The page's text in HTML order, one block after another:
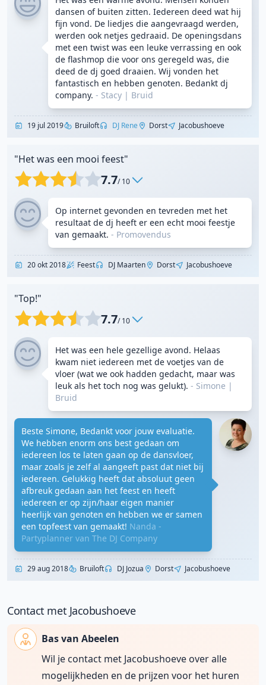
dansen of buiten zitten. Iedereen deed wat hij
fijn vond. De liedjes die aangevraagd werden,
werden ook netjes gedraaid. De openingsdans
met een twist was een leuke verrassing en ook
de flashmop die voor ons geregeld was, die
deed de dj goed draaien. Wij vonden het
fantastisch en hebben genoten. Bedankt dj
company. - Stacy | Bruid
19 jul 2019 Bruiloft DJ Rene Dorst Jacobushoeve
"Het was een mooi feest"
7.7/ 10
Op internet gevonden en tevreden met het
resultaat de dj heeft er een echt mooi feestje
van gemaakt. - Promovendus
20 okt 2018 Feest DJ Maarten Dorst Jacobushoeve
"Top!"
7.7/ 10
Het was een hele gezellige avond. Helaas
kwam niet iedereen met de voetjes van de
vloer (wat we ook hadden gedacht, maar was
leuk als het toch nog was gelukt). - Simone |
Bruid
Beste Simone, Bedankt voor jouw evaluatie.
We hebben enorm ons best gedaan om
iedereen los te laten gaan op de dansvloer,
maar zoals je zelf al aangeeft past dat niet bij
iedereen. Gelukkig heeft dat absoluut geen
afbreuk gedaan aan het feest en heeft
iedereen er op zijn/haar eigen manier
heerlijk van genoten en hebben we er samen
een topfeest van gemaakt! Nanda -
Partyplanner van The DJ Company
29 aug 2018 Bruiloft DJ Jozua Dorst Jacobushoeve
Contact met Jacobushoeve
Bas van Abeelen
Wil je contact met Jacobushoeve over alle
mogelijkheden en de prijzen voor het huren